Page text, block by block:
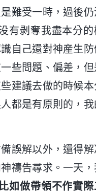
難受一時，過後仍
有剥奪我盡本分的
自己還對神産生防
些問題、偏差，但
建議去做的時候本
都是有原則的，我
誤解以外，還得解
禱告尋求。一天，
如做帶領不作實際